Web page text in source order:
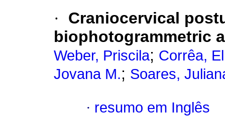
·
Craniocervical
biophotogrammetric
Weber, Priscila; Corrêa,
Jovana M.; Soares,
· resumo em Inglês